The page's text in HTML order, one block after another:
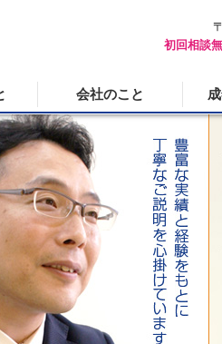
初回相談
会社のこと